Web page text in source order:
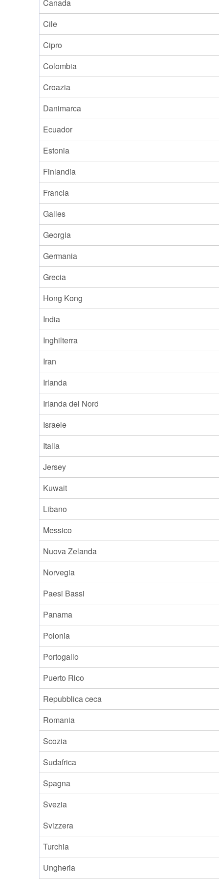
Canada
Cile
Cipro
Colombia
Croazia
Danimarca
Ecuador
Estonia
Finlandia
Francia
Galles
Georgia
Germania
Grecia
Hong Kong
India
Inghilterra
Iran
Irlanda
Irlanda del Nord
Israele
Italia
Jersey
Kuwait
Libano
Messico
Nuova Zelanda
Norvegia
Paesi Bassi
Panama
Polonia
Portogallo
Puerto Rico
Repubblica ceca
Romania
Scozia
Sudafrica
Spagna
Svezia
Svizzera
Turchia
Ungheria